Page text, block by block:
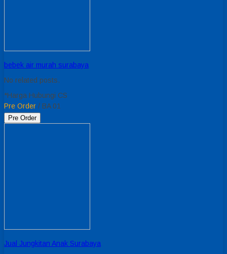
bebek air murah surabaya
No related posts.
*Harga Hubungi CS
Pre Order / BA 01
Pre Order
Jual Jungkitan Anak Surabaya